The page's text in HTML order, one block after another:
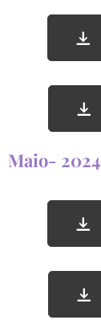
Maio- 2024